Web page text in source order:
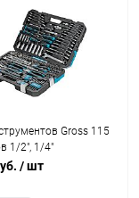
Gross 115
1/2", 1/4"
/ шт